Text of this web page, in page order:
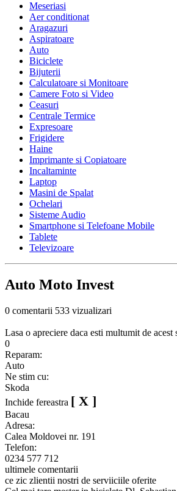
Meseriasi
Aer conditionat
Aragazuri
Aspiratoare
Auto
Biciclete
Bijuterii
Calculatoare si Monitoare
Camere Foto si Video
Ceasuri
Centrale Termice
Expresoare
Frigidere
Haine
Imprimante si Copiatoare
Incaltaminte
Laptop
Masini de Spalat
Ochelari
Sisteme Audio
Smartphone si Telefoane Mobile
Tablete
Televizoare
Auto Moto Invest
0 comentarii 533 vizualizari
Lasa o apreciere daca esti multumit de acest
0
Reparam:
Auto
Ne stim cu:
Skoda
Inchide fereastra [ X ]
Bacau
Adresa:
Calea Moldovei nr. 191
Telefon:
0234 577 712
ultimele comentarii
ce zic zlientii nostri de serviiciile oferite